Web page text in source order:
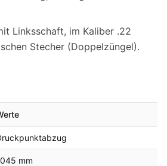
Linksschaft, im Kaliber .22
Stecher (Doppelzüngel).
mm